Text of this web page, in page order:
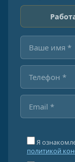
Я
политикой